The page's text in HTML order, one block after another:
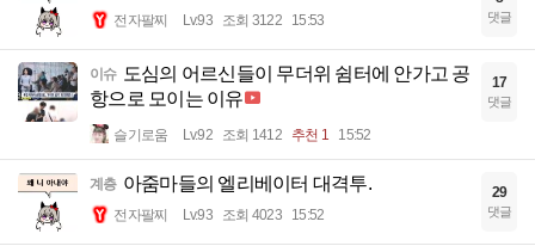
전자팔찌 Lv.93 조회 3122 15:53 댓글
이슈 도심의 어르신들이 무더위 쉼터에 안가고 공
항으로 모이는 이유
슬기로움 Lv.92 조회 1412 추천 1 15:52
17
댓글
계층 아줌마들의 엘리베이터 대격투.
전자팔찌 Lv.93 조회 4023 15:52
29
댓글